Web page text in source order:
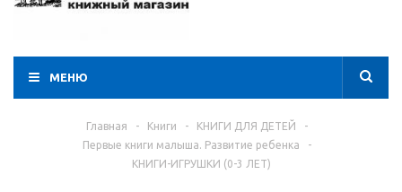
МЕНЮ
Главная - Книги - КНИГИ ДЛЯ ДЕТЕЙ
-
Первые книги малыша. Развитие ребенка
-
КНИГИ-ИГРУШКИ (0-3 ЛЕТ)